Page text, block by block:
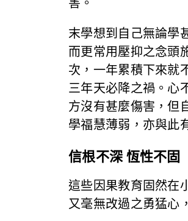
害。
末學想到自己無論學
而更常用壓抑之念頭
次，一年累積下來就
三年天必降之禍。心
方沒有甚麼傷害，但
學福慧薄弱，亦與此
信根不深 恆性不固
這些因果教育固然在
又毫無改過之勇猛心